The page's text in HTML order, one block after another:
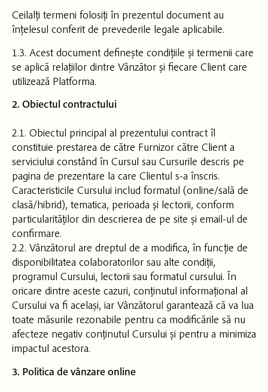
Ceilalți termeni folosiți în prezentul document au
înțelesul conferit de prevederile legale aplicabile.
1.3. Acest document definește condițiile și termenii care
se aplică relațiilor dintre Vânzător și fiecare Client care
utilizează Platforma.
2. Obiectul contractului
2.1. Obiectul principal al prezentului contract îl
constituie prestarea de către Furnizor către Client a
serviciului constând în Cursul sau Cursurile descris pe
pagina de prezentare la care Clientul s-a înscris.
Caracteristicile Cursului includ formatul (online/sală de
clasă/hibrid), tematica, perioada și lectorii, conform
particularităților din descrierea de pe site și email-ul de
confirmare.
2.2. Vânzătorul are dreptul de a modifica, în funcție de
disponibilitatea colaboratorilor sau alte condiții,
programul Cursului, lectorii sau formatul cursului. În
oricare dintre aceste cazuri, conținutul informațional al
Cursului va fi același, iar Vânzătorul garantează că va lua
toate măsurile rezonabile pentru ca modificările să nu
afecteze negativ conținutul Cursului și pentru a minimiza
impactul acestora.
3. Politica de vânzare online